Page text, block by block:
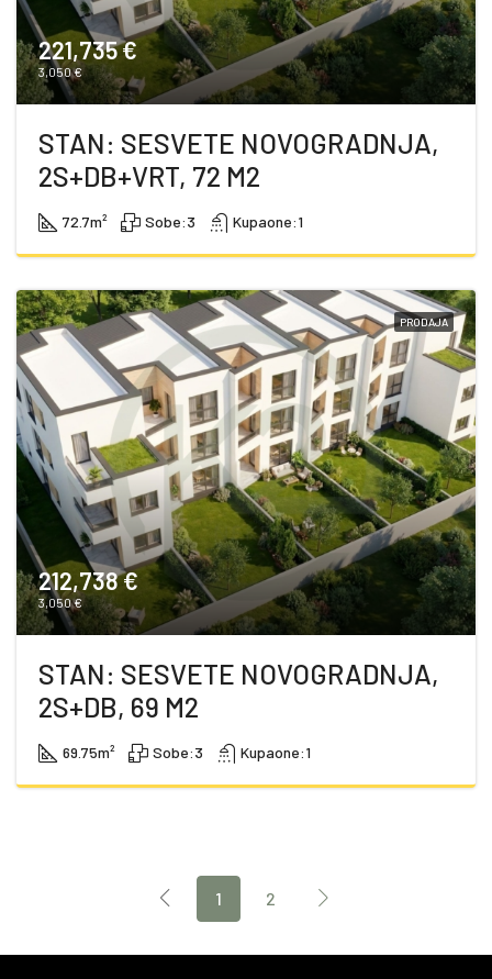
221,735 €
3,050 €
STAN: SESVETE NOVOGRADNJA,
2S+DB+VRT, 72 M2
72.7m² Sobe:3 Kupaone:1
PRODAJA
212,738 €
3,050 €
STAN: SESVETE NOVOGRADNJA,
2S+DB, 69 M2
69.75m² Sobe:3 Kupaone:1
1 2